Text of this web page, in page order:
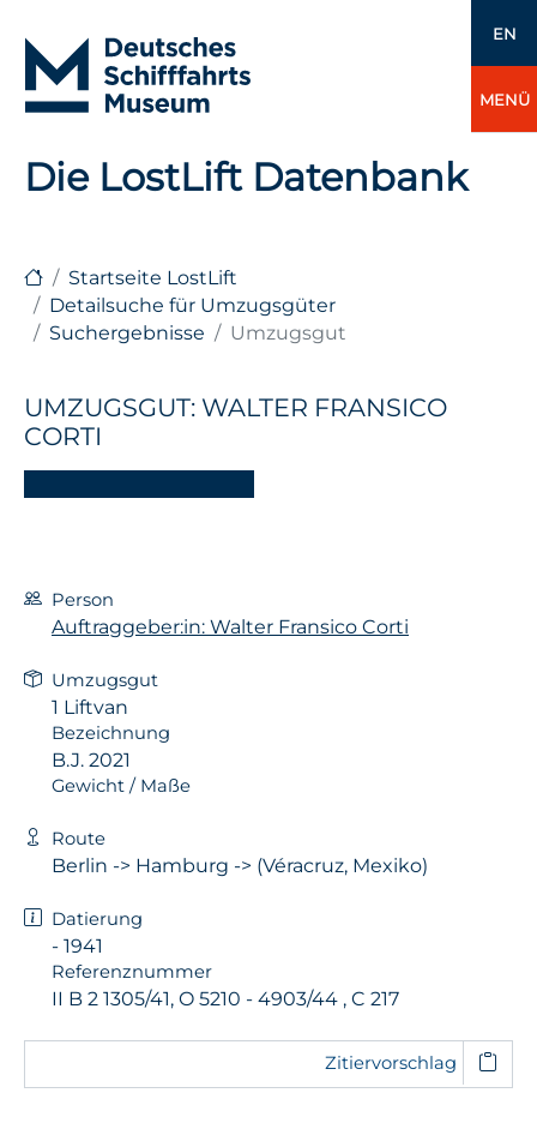
EN
MENÜ
Die LostLift Datenbank
Startseite LostLift
Detailsuche für Umzugsgüter
Suchergebnisse
Umzugsgut
UMZUGSGUT: WALTER FRANSICO
CORTI
Person
Auftraggeber:in: Walter Fransico Corti
Umzugsgut
1 Liftvan
Bezeichnung
B.J. 2021
Gewicht / Maße
Route
Berlin -> Hamburg -> (Véracruz, Mexiko)
Datierung
- 1941
Referenznummer
II B 2 1305/41, O 5210 - 4903/44 , C 217
Zitiervorschlag